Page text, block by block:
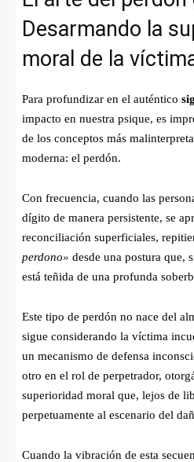
Desarmando la
moral de la
Para profundizar en el auténtico
impacto en nuestra psique, es
de los conceptos más
moderna: el perdón.
Con frecuencia, cuando las
dígito de manera persistente, se
reconciliación superficiales,
perdono» desde una postura que,
está teñida de una profunda
Este tipo de perdón no nace del
sigue considerando la víctima
un mecanismo de defensa
otro en el rol de perpetrador,
superioridad moral que, lejos de
perpetuamente al escenario del
Cuando la vibración de esta